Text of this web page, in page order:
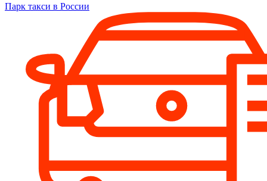
Парк такси в России